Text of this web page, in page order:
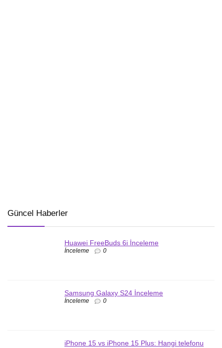
Güncel Haberler
Huawei FreeBuds 6i İnceleme
İnceleme 0
Samsung Galaxy S24 İnceleme
İnceleme 0
iPhone 15 vs iPhone 15 Plus: Hangi telefonu